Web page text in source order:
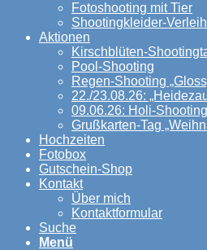
Fotoshooting mit Tier
Shootingkleider-Verleih
Aktionen
Kirschblüten-
Pool-Shooting
Regen-Shooting
22./23.08.26:
09.06.26: Holi-Shooting
Grußkarten-Tag
Hochzeiten
Fotobox
Gutschein-Shop
Kontakt
Über mich
Kontaktformular
Suche
Menü